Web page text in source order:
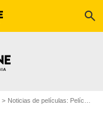
search
Noticias de películas: Película - ¿Sabías que...?